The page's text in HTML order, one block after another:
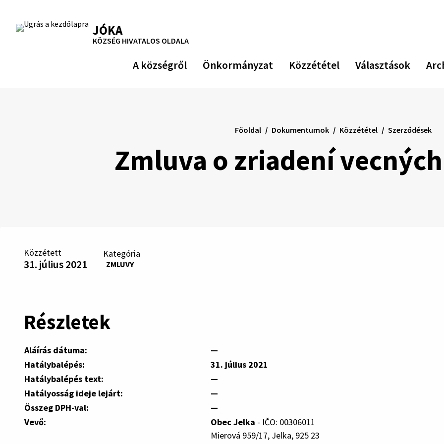
tartalomra
RSS Oldaltérkép
Nyomtatás JÓKA
KÖZSÉG HIVATALOS OLDALA
A községről Önkormányzat Közzététel Választások
Zmluva o zriadení
Főoldal Dokumentumok Közzététel Szerződések
Közzétett
31. július 2021
Kategória
ZMLUVY
Részletek
Aláírás dátuma:
—
Hatálybalépés:
31. július 2021
Hatálybalépés text:
—
Hatályosság ideje lejárt:
—
Összeg DPH-val:
—
Vevő:
Obec Jelka - IČO: 00306011
Mierová 959/17, Jelka, 925 23